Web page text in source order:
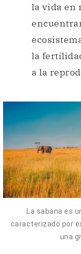
la vida en
la
a la
La sabana es
caracterizado por
una